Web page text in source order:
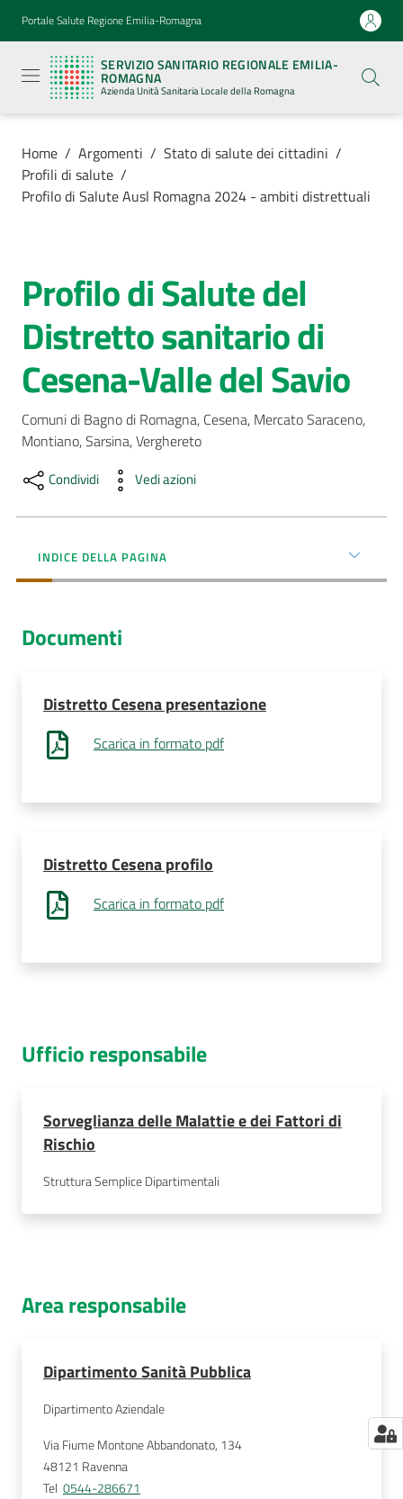
Vai al contenuto
Vai alla navigazione
Vai al footer
Portale Salute Regione Emilia-Romagna
SERVIZIO SANITARIO REGIONALE EMILIA-
ROMAGNA
Azienda Unità Sanitaria Locale della Romagna
Sanitario
Regionale
Emilia-
Romagna
Azienda
Sanitaria
Locale della
Romagna
Servizi
Luoghi
di
cura
AUSL
Servizi
Bandi
Concorsi
Home / Argomenti / Stato di salute dei cittadini /
Profili di salute /
Profilo di Salute Ausl Romagna 2024 - ambiti distrettuali
Salta al contenuto
Profilo di Salute del
Distretto sanitario di
Cesena-Valle del Savio
Comuni di Bagno di Romagna, Cesena, Mercato Saraceno,
Montiano, Sarsina, Verghereto
Condividi Vedi azioni
INDICE DELLA PAGINA
Documenti
Distretto Cesena presentazione
Scarica in formato pdf
Distretto Cesena profilo
Scarica in formato pdf
Ufficio responsabile
Sorveglianza delle Malattie e dei Fattori di
Rischio
Struttura Semplice Dipartimentali
Area responsabile
Dipartimento Sanità Pubblica
Dipartimento Aziendale
Via Fiume Montone Abbandonato, 134
48121 Ravenna
Tel 0544-286671